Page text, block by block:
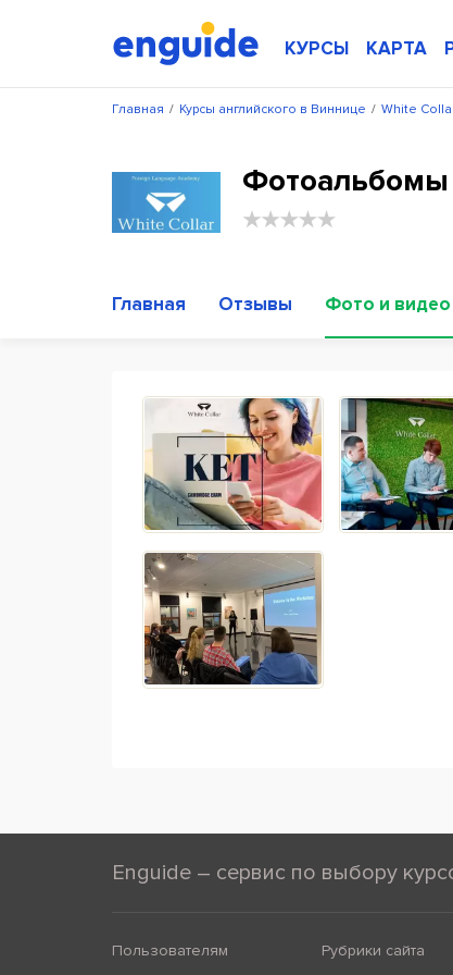
КУРСЫ КАРТА
/
Главная /
Курсы английского в Виннице White
Фотоальбомы
Главная Отзывы Фото и видео
Enguide – сервис по выбору
Пользователям Рубрики сайта